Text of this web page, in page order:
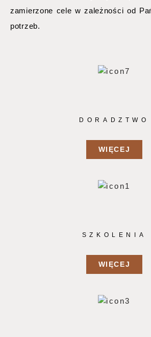
zamierzone cele w zależności od
potrzeb.
DORADZTWO
WIĘCEJ
SZKOLENIA
WIĘCEJ